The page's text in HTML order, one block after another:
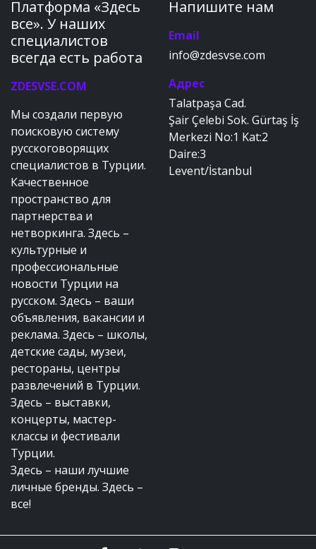
Платформа «Здесь
все». У наших
специалистов
всегда есть работа
ZDESVSE.COM
Мы создали первую
поисковую систему
русскоговорящих
специалистов в Турции.
Качественное
пространство для
партнерства и
нетворкинга. Здесь –
культурные и
профессиональные
новости Турции на
русском. Здесь – ваши
объявления, вакансии и
реклама. Здесь – школы,
детские сады, музеи,
рестораны, центры
развлечений в Турции.
Здесь – выставки,
концерты, мастер-
классы и фестивали
Турции.
Здесь – наши лучшие
личные бренды. Здесь –
все!
Напишите нам
Email
info@zdesvse.com
Адрес
Talatpaşa Cad.
Şair Çelebi Sok. Gürtaş İş
Merkezi No:1 Kat:2
Daire:3
Levent/İstanbul